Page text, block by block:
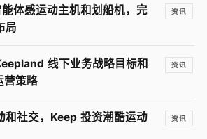
体感运动主机和划船机，完
局
资讯
线下业务战略目标和
营策略
资讯
和社交，Keep 投资潮酷运动
资讯